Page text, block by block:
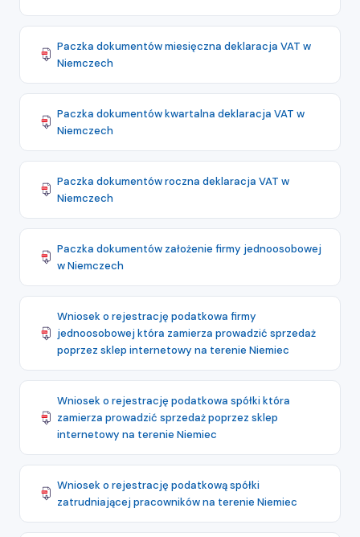
Paczka dokumentów miesięczna deklaracja VAT w
Niemczech
Paczka dokumentów kwartalna deklaracja VAT w
Niemczech
Paczka dokumentów roczna deklaracja VAT w
Niemczech
Paczka dokumentów założenie firmy jednoosobowej
w Niemczech
Wniosek o rejestrację podatkowa firmy
jednoosobowej która zamierza prowadzić sprzedaż
poprzez sklep internetowy na terenie Niemiec
Wniosek o rejestrację podatkowa spółki która
zamierza prowadzić sprzedaż poprzez sklep
internetowy na terenie Niemiec
Wniosek o rejestrację podatkową spółki
zatrudniającej pracowników na terenie Niemiec